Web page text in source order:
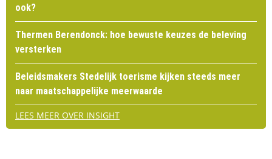
ook?
Thermen Berendonck: hoe bewuste keuzes de beleving
versterken
Beleidsmakers Stedelijk toerisme kijken steeds meer
naar maatschappelijke meerwaarde
LEES MEER OVER INSIGHT